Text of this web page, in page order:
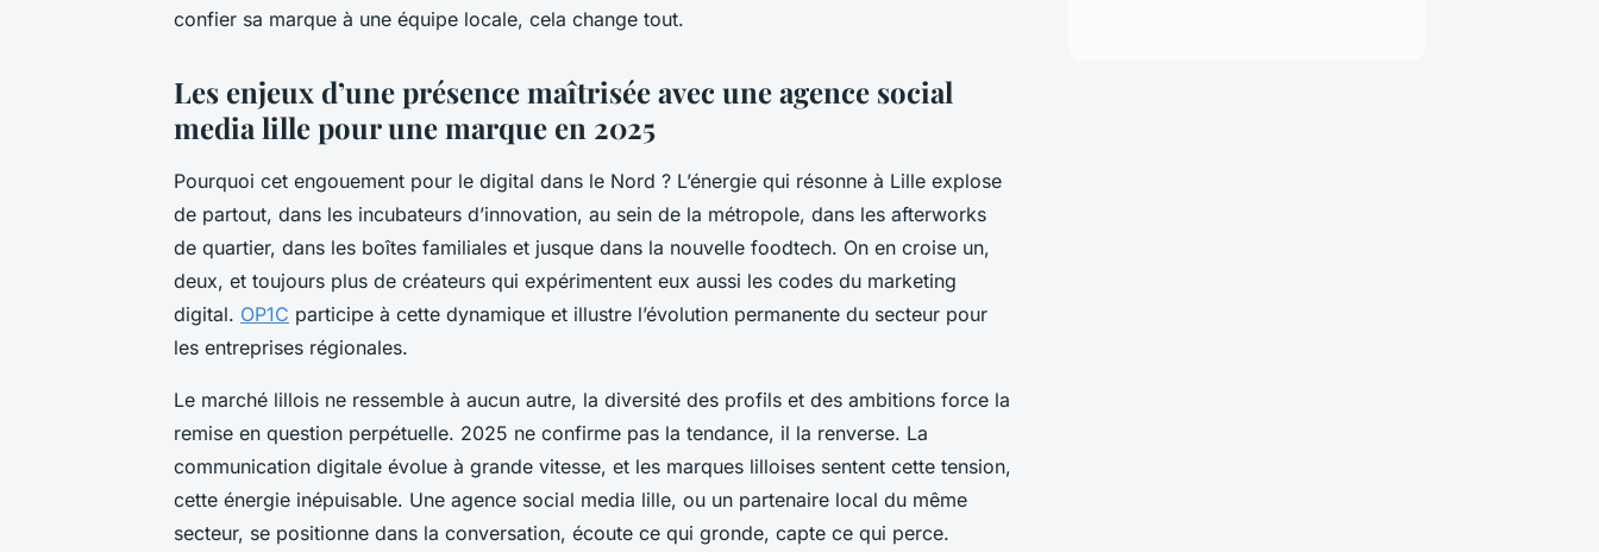
confier sa marque à une équipe locale, cela change tout.
Les enjeux d’une présence maîtrisée avec une agence social
media lille pour une marque en 2025
Pourquoi cet engouement pour le digital dans le Nord ? L’énergie qui résonne à Lille explose
de partout, dans les incubateurs d’innovation, au sein de la métropole, dans les afterworks
de quartier, dans les boîtes familiales et jusque dans la nouvelle foodtech. On en croise un,
deux, et toujours plus de créateurs qui expérimentent eux aussi les codes du marketing
digital. OP1C participe à cette dynamique et illustre l’évolution permanente du secteur pour
les entreprises régionales.
Le marché lillois ne ressemble à aucun autre, la diversité des profils et des ambitions force la
remise en question perpétuelle. 2025 ne confirme pas la tendance, il la renverse. La
communication digitale évolue à grande vitesse, et les marques lilloises sentent cette tension,
cette énergie inépuisable. Une agence social media lille, ou un partenaire local du même
secteur, se positionne dans la conversation, écoute ce qui gronde, capte ce qui perce.